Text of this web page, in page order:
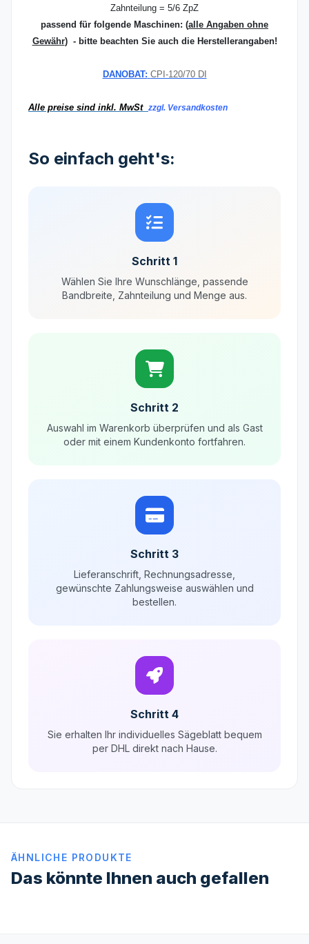
Zahnteilung = 5/6 ZpZ
passend für folgende Maschinen: (alle Angaben ohne
Gewähr) - bitte beachten Sie auch die Herstellerangaben!
DANOBAT: CPI-120/70 DI
Alle preise sind inkl. MwSt zzgl. Versandkosten
So einfach geht's:
Schritt 1
Wählen Sie Ihre Wunschlänge, passende
Bandbreite, Zahnteilung und Menge aus.
Schritt 2
Auswahl im Warenkorb überprüfen und als Gast
oder mit einem Kundenkonto fortfahren.
Schritt 3
Lieferanschrift, Rechnungsadresse,
gewünschte Zahlungsweise auswählen und
bestellen.
Schritt 4
Sie erhalten Ihr individuelles Sägeblatt bequem
per DHL direkt nach Hause.
ÄHNLICHE PRODUKTE
Das könnte Ihnen auch gefallen